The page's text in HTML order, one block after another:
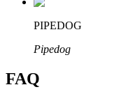
Bitrue Affiliates
Tot 65% commissies!
PIPEDOG
Pipedog
FAQ